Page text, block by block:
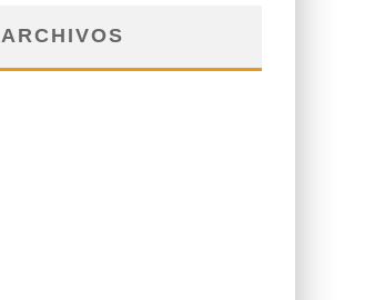
ARCHIVOS